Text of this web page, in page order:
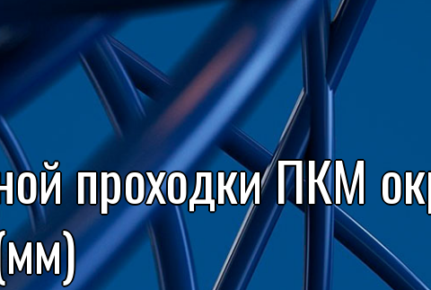
проходки ПКМ